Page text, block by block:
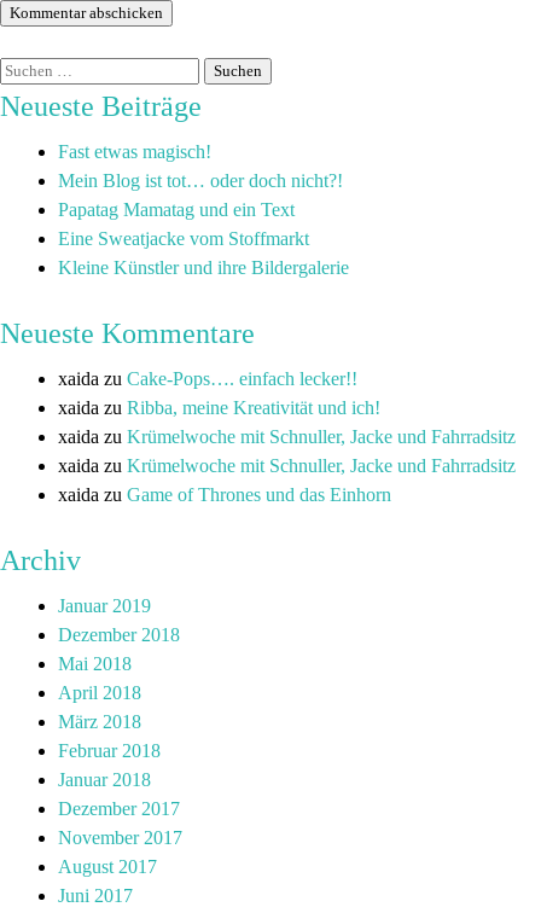
Neueste Beiträge
Fast etwas magisch!
Mein Blog ist tot… oder doch nicht?!
Papatag Mamatag und ein Text
Eine Sweatjacke vom Stoffmarkt
Kleine Künstler und ihre Bildergalerie
Neueste Kommentare
xaida zu Cake-Pops…. einfach lecker!!
xaida zu Ribba, meine Kreativität und ich!
xaida zu Krümelwoche mit Schnuller, Jacke und Fahrradsitz
xaida zu Krümelwoche mit Schnuller, Jacke und Fahrradsitz
xaida zu Game of Thrones und das Einhorn
Archiv
Januar 2019
Dezember 2018
Mai 2018
April 2018
März 2018
Februar 2018
Januar 2018
Dezember 2017
November 2017
August 2017
Juni 2017